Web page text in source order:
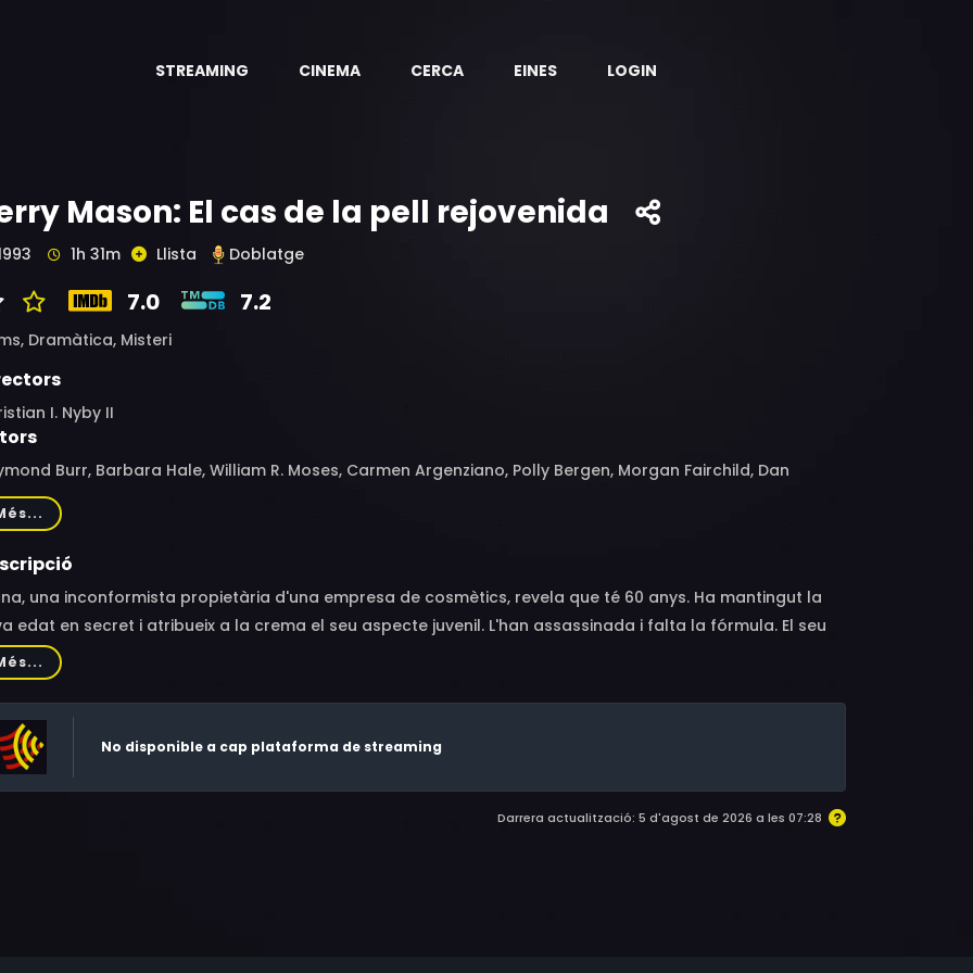
STREAMING CINEMA CERCA EINES LOGIN
Mason: El cas de la pell rejovenida
1h 31m Llista Doblatge
7.0 7.2
Dramàtica, Misteri
I. Nyby II
Burr, Barbara Hale, William R. Moses, Carmen Argenziano, Polly Bergen, Morgan Fairchild, Dan
Scott Thompson Baker, Jonathan Banks, Michael Halsey, Tippi Hedren, Betsy Jones-Moreland, Lauren
James McEachin, Patrick O'Neal, David Warner, Tyler MacDuff, Norm Silver, Donnie L. Betts, Paul Borrillo,
Brown, Marty Coniglio, Cort Michael Douglas, Ron Headlee, Cliff Karp, Wayne Kennedy, Annette
una inconformista propietària d'una empresa de cosmètics, revela que té 60 anys. Ha mantingut la
edat en secret i atribueix a la crema el seu aspecte juvenil. L'han assassinada i falta la fórmula. El seu
és arrestat i Perry el defensa.
No disponible a cap plataforma de streaming
Darrera actualització: 5 d'agost de 2026 a les 07:28